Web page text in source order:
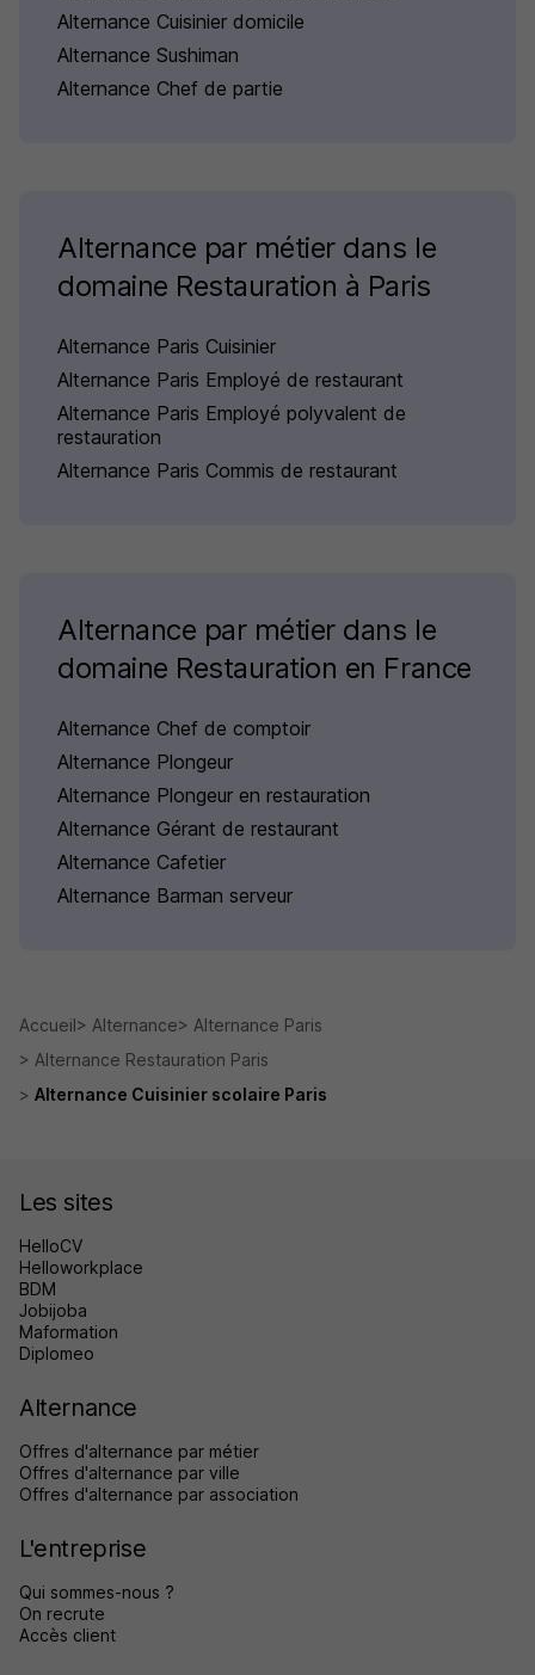
Alternance Cuisinier domicile
Alternance Sushiman
Alternance Chef de partie
Alternance par métier dans le
domaine Restauration à Paris
Alternance Paris Cuisinier
Alternance Paris Employé de restaurant
Alternance Paris Employé polyvalent de
restauration
Alternance Paris Commis de restaurant
Alternance par métier dans le
domaine Restauration en France
Alternance Chef de comptoir
Alternance Plongeur
Alternance Plongeur en restauration
Alternance Gérant de restaurant
Alternance Cafetier
Alternance Barman serveur
Accueil Alternance
Alternance Paris
Alternance Restauration Paris
Alternance Cuisinier scolaire Paris
Les sites
HelloCV
Helloworkplace
BDM
Jobijoba
Maformation
Diplomeo
Alternance
Offres d'alternance par métier
Offres d'alternance par ville
Offres d'alternance par association
L'entreprise
Qui sommes-nous ?
On recrute
Accès client